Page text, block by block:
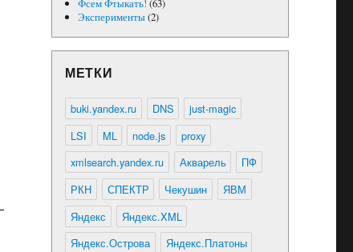
Фсем Фтыкать! (63)
Эксперименты(2)
МЕТКИ
buki.yandex.ru DNS
just-magic
LSI
ML node.js
proxy
xmlsearch.yandex.ru
Акварель
ПФ
РКН
СПЕКТР Чекушин
ЯВМ
Яндекс
Яндекс.XML
Яндекс.Острова
Яндекс.Платоны